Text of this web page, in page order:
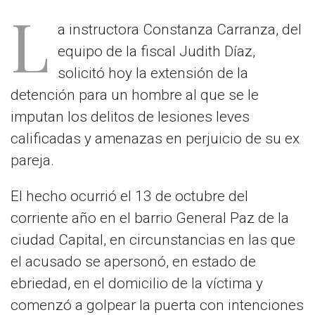
L
a instructora Constanza Carranza, del
equipo de la fiscal Judith Díaz,
solicitó hoy la extensión de la
detención para un hombre al que se le
imputan los delitos de lesiones leves
calificadas y amenazas en perjuicio de su ex
pareja.
El hecho ocurrió el 13 de octubre del
corriente año en el barrio General Paz de la
ciudad Capital, en circunstancias en las que
el acusado se apersonó, en estado de
ebriedad, en el domicilio de la víctima y
comenzó a golpear la puerta con intenciones